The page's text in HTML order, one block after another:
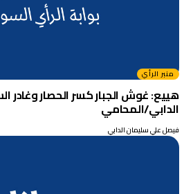
منبر الرأي
هييع: غوش الجبار كسر الحصار وغادر
الدابي/المحامي
فيصل علي سليمان الدابي